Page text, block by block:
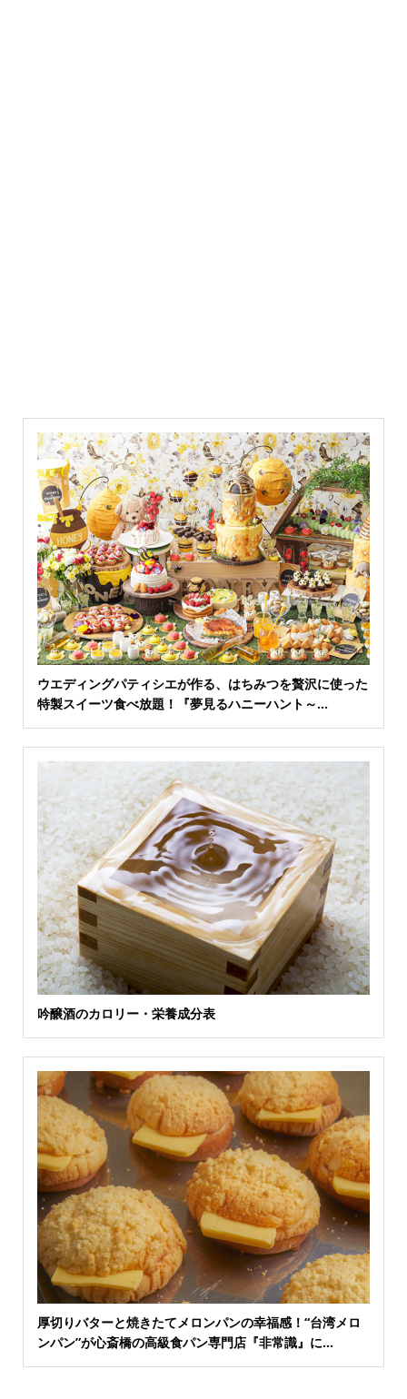
ウエディングパティシエが作る、はちみつを贅沢に使った
特製スイーツ食べ放題！『夢見るハニーハント～...
吟醸酒のカロリー・栄養成分表
厚切りバターと焼きたてメロンパンの幸福感！“台湾メロ
ンパン”が心斎橋の高級食パン専門店『非常識』に...